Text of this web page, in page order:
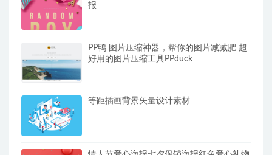
报
PP鸭 图片压缩神器，帮你的图片减减肥 超
好用的图片压缩工具PPduck
等距插画背景矢量设计素材